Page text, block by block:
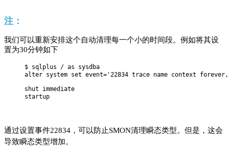
注：
我们可以重新安排这个自动清理每一个小的时间段。例如将其设
置为30分钟如下
$ sqlplus / as sysdba
alter system set event='22834 trace name context
shut immediate
startup
通过设置事件22834，可以防止SMON清理瞬态类型。但是，这会
导致瞬态类型增加。